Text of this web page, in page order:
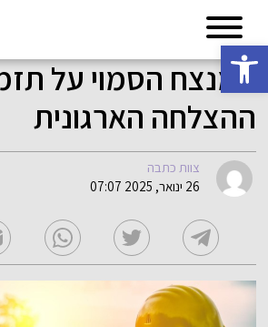
פתח סרגל נגישות
המנצח הסמוי על
ההצלחה הארגונית
צוות כתבה
26 ינואר, 2025 07:07